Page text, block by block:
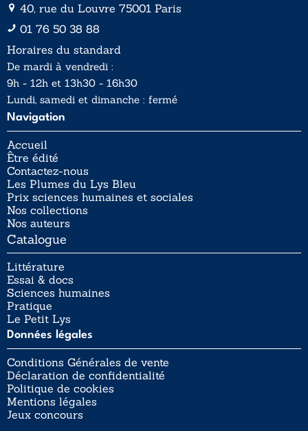
40, rue du Louvre 75001 Paris
01 76 50 38 88
Horaires du standard
De mardi à vendredi :
9h - 12h et 13h30 - 16h30
Lundi, samedi et dimanche : fermé
Navigation
Accueil
Être édité
Contactez-nous
Les Plumes du Lys Bleu
Prix sciences humaines et sociales
Nos collections
Nos auteurs
Catalogue
Littérature
Essai & docs
Sciences humaines
Pratique
Le Petit Lys
Données légales
Conditions Générales de vente
Déclaration de confidentialité
Politique de cookies
Mentions légales
Jeux concours